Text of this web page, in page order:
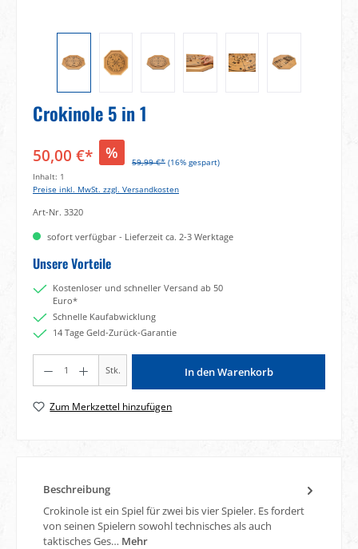
Crokinole 5 in 1
50,00 €* %
59,99 €* (16% gespart)
Inhalt: 1
Preise inkl. MwSt. zzgl. Versandkosten
Art-Nr. 3320
sofort verfügbar - Lieferzeit ca. 2-3 Werktage
Unsere Vorteile
Kostenloser und schneller Versand ab 50
Euro*
Schnelle Kaufabwicklung
14 Tage Geld-Zurück-Garantie
Produkt Anzahl: Gib den gewünschten Wert ein oder benutze die Schaltflächen um
Stk. In den Warenkorb
Zum Merkzettel hinzufügen
Beschreibung
Crokinole ist ein Spiel für zwei bis vier Spieler. Es fordert
von seinen Spielern sowohl technisches als auch
taktisches Ges… Mehr